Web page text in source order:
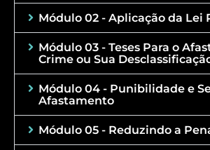
Módulo 02 - Aplicação da Lei
Módulo 03 - Teses Para o
Crime ou Sua
Módulo 04 - Punibilidade e
Afastamento
Módulo 05 - Reduzindo a